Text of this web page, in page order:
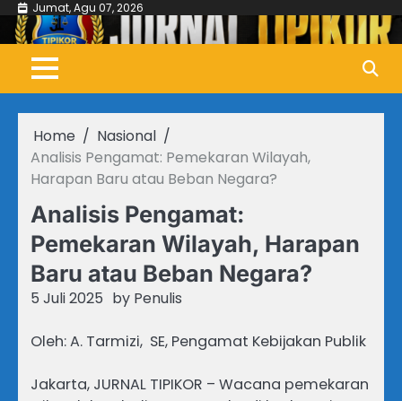
Skip
content
Jumat, Agu 07, 2026
Home
Nasional
Analisis Pengamat: Pemekaran Wilayah,
Harapan Baru atau Beban Negara?
Analisis Pengamat:
Pemekaran Wilayah, Harapan
Baru atau Beban Negara?
5 Juli 2025 by Penulis
Oleh: A. Tarmizi, SE, Pengamat Kebijakan Publik
Jakarta, JURNAL TIPIKOR – Wacana pemekaran